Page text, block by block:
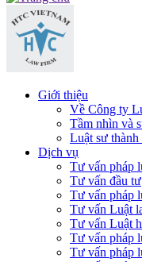
Giới thiệu
Về Công ty
Tầm nhìn và
Luật sư thành
Dịch vụ
Tư vấn pháp
Tư vấn đầu tư
Tư vấn pháp
Tư vấn Luật
Tư vấn Luật
Tư vấn pháp
Tư vấn pháp